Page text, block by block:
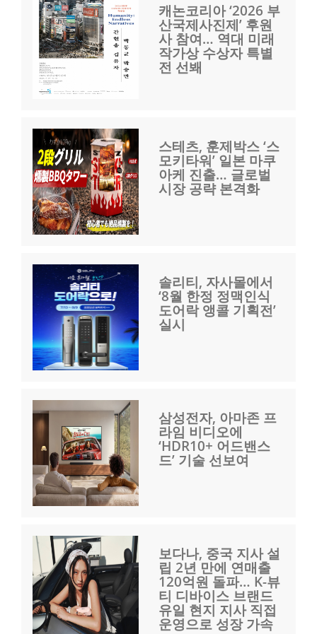
캐논코리아 ‘2026 부
산국제사진제’ 후원
사 참여… 역대 미래
작가상 수상자 특별
전 선봬
스테츠, 훈제박스 ‘스
모키타워’ 일본 마쿠
아케 진출… 글로벌
시장 공략 본격화
솔리티, 자사몰에서
‘8월 한정 정맥인식
도어락 앵콜 기획전’
실시
삼성전자, 아마존 프
라임 비디오에
‘HDR10+ 어드밴스
드’ 기술 선보여
보다나, 중국 지사 설
립 2년 만에 연매출
120억원 돌파… K-뷰
티 디바이스 브랜드
유일 현지 지사 직접
운영으로 성장 가속